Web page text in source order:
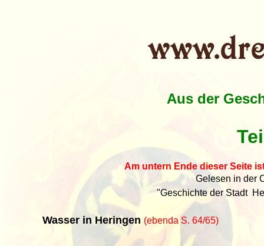
Aus der
Am untern Ende dieser Seite
Gelesen in der
"Geschichte der Stadt
Wasser in Heringen (ebenda S. 64/65)